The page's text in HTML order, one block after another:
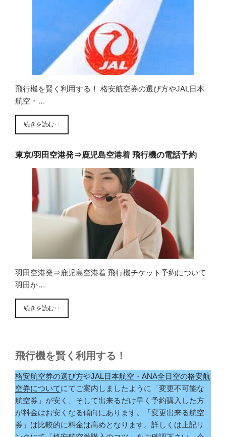
飛行機を賢く利用する！ 格安航空券の選び方やJAL日本
航空・…
続きを読む‥
東京/羽田空港発⇒鹿児島空港着 飛行機の電話予約
羽田空港発⇒鹿児島空港着 飛行機チケット予約について
羽田か…
続きを読む‥
飛行機を賢く利用する！
格安航空券の選び方やJAL日本航空・ANA全日空の格安航
空券についてにてご案内しましたように「変更不可能な
航空券」が安く、そして出来るだけ早く予約購入した方
が料金はお安くなる傾向にあります。「変更出来る航空
券」は比較的に料金は高めとなります。詳しくは上記リ